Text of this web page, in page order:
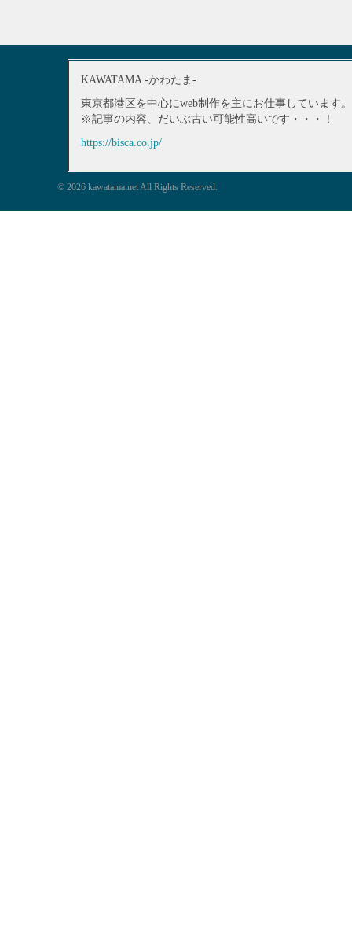
KAWATAMA -かわたま-
東京都港区を中心にweb制作を主にお仕事しています。
※記事の内容、だいぶ古い可能性高いです・・・！
https://bisca.co.jp/
© 2026 kawatama.net All Rights Reserved.